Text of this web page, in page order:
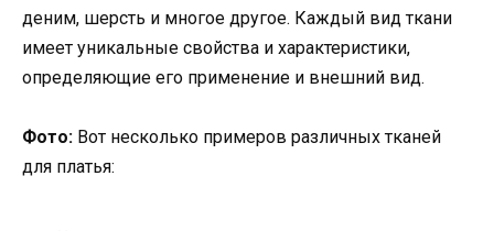
деним, шерсть и многое другое. Каждый вид ткани
имеет уникальные свойства и характеристики,
определяющие его применение и внешний вид.
Фото: Вот несколько примеров различных тканей
для платья: